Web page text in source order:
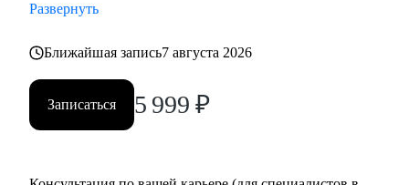
Развернуть
Ближайшая запись7 августа 2026
Записаться 5 999 ₽